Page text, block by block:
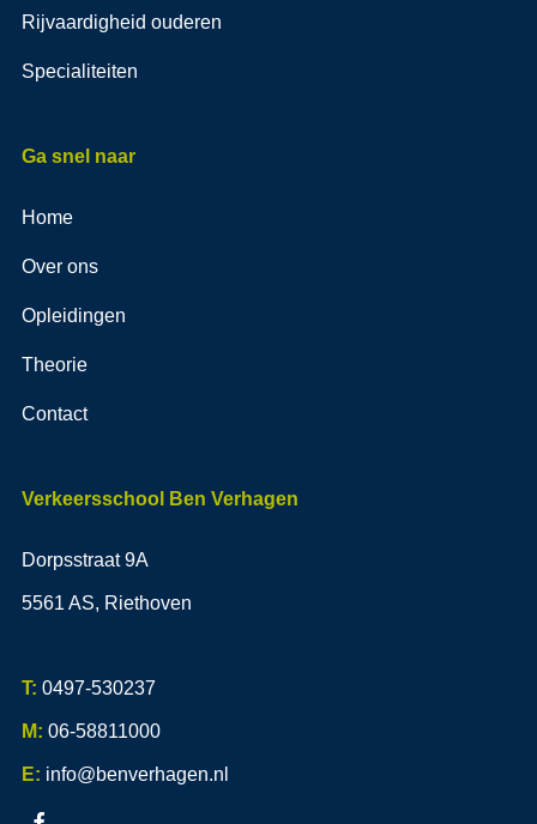
Rijvaardigheid ouderen
Specialiteiten
Ga snel naar
Home
Over ons
Opleidingen
Theorie
Contact
Verkeersschool Ben Verhagen
Dorpsstraat 9A
5561 AS, Riethoven
T: 0497-530237
M: 06-58811000
E: info@benverhagen.nl